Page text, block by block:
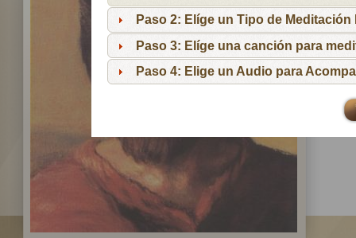
Paso 2: Elíge un Tipo de Meditación
Paso 3: Elíge una canción para
Paso 4: Elige un Audio para